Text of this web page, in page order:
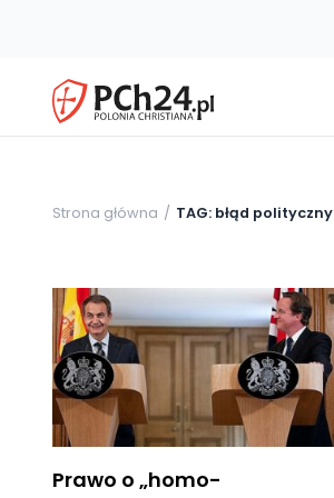
Strona główna TAG: błąd polityczny
Prawo o „homo-